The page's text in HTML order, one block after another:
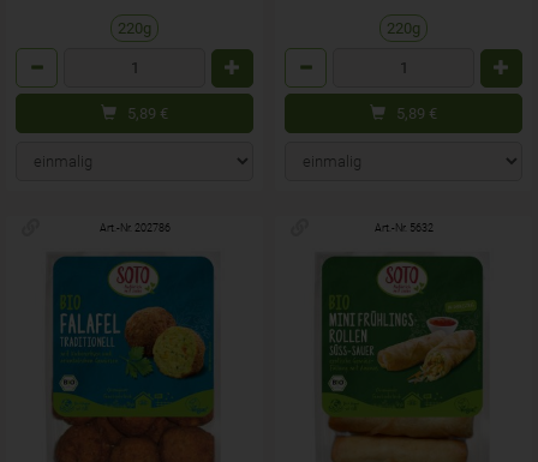
220g
5,89 €
220g
5,89 €
Art.-Nr. 202786 Art.-Nr. 5632